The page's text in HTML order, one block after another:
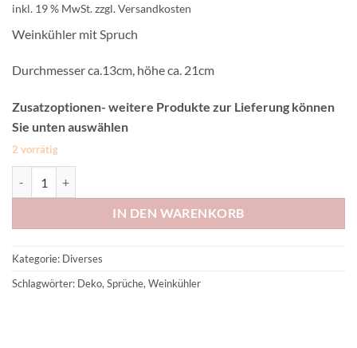
inkl. 19 % MwSt.zzgl.Versandkosten
Weinkühler mit Spruch
Durchmesser ca.13cm, höhe ca. 21cm
Zusatzoptionen- weitere Produkte zur Lieferung können
Sie unten auswählen
2 vorrätig
IN DEN WARENKORB
Kategorie: Diverses
Schlagwörter: Deko, Sprüche, Weinkühler